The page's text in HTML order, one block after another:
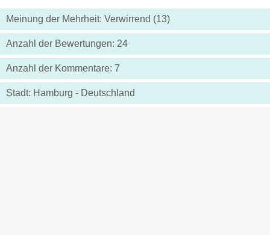
Meinung der Mehrheit: Verwirrend (13)
Anzahl der Bewertungen: 24
Anzahl der Kommentare: 7
Stadt: Hamburg - Deutschland